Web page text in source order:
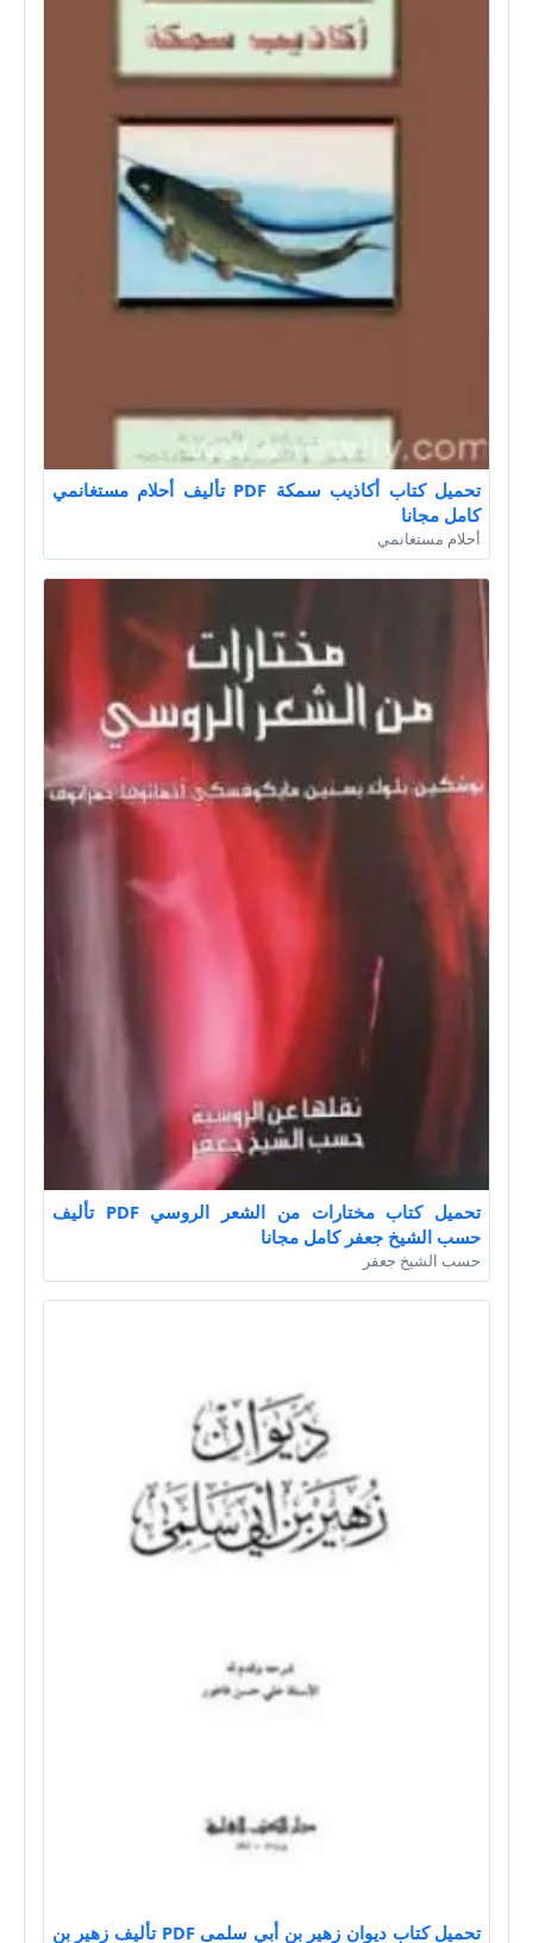
تحميل كتاب أكاذيب سمكة PDF تأليف أحلام مستغانمي
كامل مجانا
أحلام مستغانمي
تحميل كتاب مختارات من الشعر الروسي PDF تأليف
حسب الشيخ جعفر كامل مجانا
حسب الشيخ جعفر
تحميل كتاب ديوان زهير بن أبي سلمى PDF تأليف زهير بن